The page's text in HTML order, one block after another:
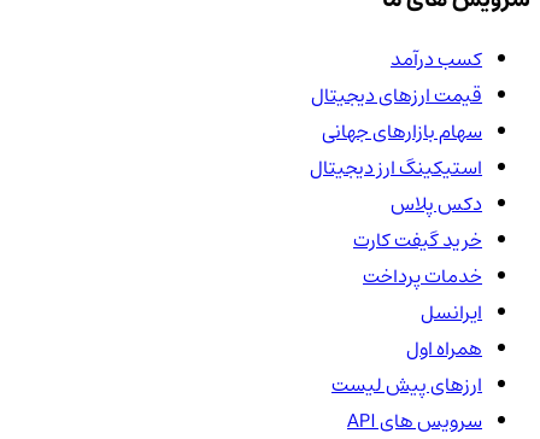
کسب درآمد
قیمت ارزهای دیجیتال
سهام بازارهای جهانی
استیکینگ ارز دیجیتال
دکس پلاس
خرید گیفت کارت
خدمات پرداخت
ایرانسل
همراه اول
ارزهای پیش لیست
سرویس های API